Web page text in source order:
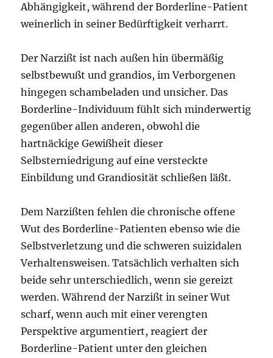
Abhängigkeit, während der Borderline-Patient
weinerlich in seiner Bedürftigkeit verharrt.
Der Narzißt ist nach außen hin übermäßig
selbstbewußt und grandios, im Verborgenen
hingegen schambeladen und unsicher. Das
Borderline-Individuum fühlt sich minderwertig
gegenüber allen anderen, obwohl die
hartnäckige Gewißheit dieser
Selbsterniedrigung auf eine versteckte
Einbildung und Grandiosität schließen läßt.
Dem Narzißten fehlen die chronische offene
Wut des Borderline-Patienten ebenso wie die
Selbstverletzung und die schweren suizidalen
Verhaltensweisen. Tatsächlich verhalten sich
beide sehr unterschiedlich, wenn sie gereizt
werden. Während der Narzißt in seiner Wut
scharf, wenn auch mit einer verengten
Perspektive argumentiert, reagiert der
Borderline-Patient unter den gleichen